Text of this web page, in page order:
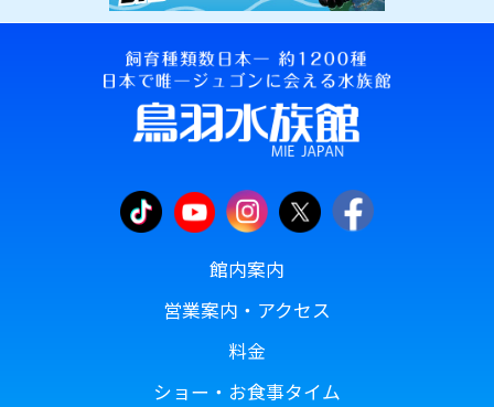
館内案内
営業案内・アクセス
料金
ショー・お食事タイム